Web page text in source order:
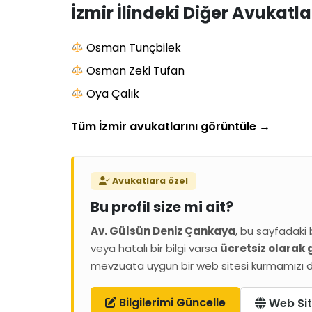
İzmir İlindeki Diğer
Osman Tunçbilek
Osman Zeki Tufan
Oya Çalık
Tüm İzmir avukatlarını görüntüle →
Avukatlara özel
Bu profil size mi ait?
Av. Gülsün Deniz Çankaya, bu sayfadaki
veya hatalı bir bilgi varsa ücretsiz olarak
mevzuata uygun bir web sitesi kurmamızı
Bilgilerimi Güncelle Web